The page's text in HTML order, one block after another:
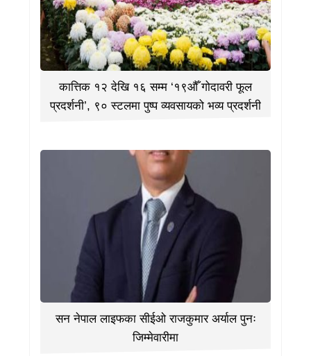
कात्तिक १२ देखि १६ सम्म ‘१९औँ गोदावरी फूल
प्रदर्शनी’, ९० स्टलमा पुष्प व्यवसायको भव्य प्रदर्शनी
सन नेपाल लाइफका सीईओ राजकुमार अर्याल पुनः
जिम्मेवारीमा